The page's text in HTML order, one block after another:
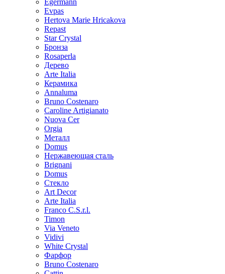
Egermann
Evpas
Hertova Marie Hricakova
Repast
Star Crystal
Бронза
Rosaperla
Дерево
Arte Italia
Керамика
Annaluma
Bruno Costenaro
Caroline Artigianato
Nuova Cer
Orgia
Металл
Domus
Нержавеющая сталь
Brignani
Domus
Стекло
Art Decor
Arte Italia
Franco C.S.r.l.
Timon
Via Veneto
Vidivi
White Crystal
Фарфор
Bruno Costenaro